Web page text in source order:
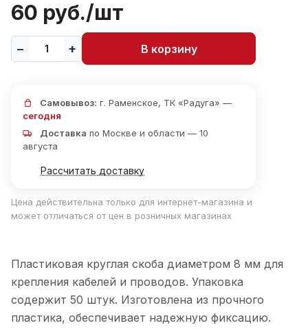
60 руб./шт
В корзину
Самовывоз: г. Раменское, ТК «Радуга» —
сегодня
Доставка по Москве и области — 10
августа
Рассчитать доставку
Цена действительна только для интернет-магазина и
может отличаться от цен в розничных магазинах
Пластиковая круглая скоба диаметром 8 мм для
крепления кабелей и проводов. Упаковка
содержит 50 штук. Изготовлена из прочного
пластика, обеспечивает надежную фиксацию.